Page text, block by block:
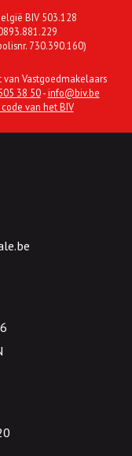
BIV 503.128
730.390.160)
Vastgoedmakelaars
38 50-info@biv.be
van het BIV